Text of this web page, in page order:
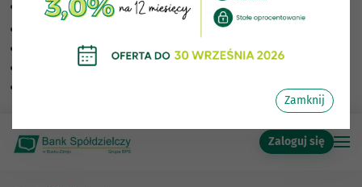
Tryb czytania
100
Wysokość linii
Zaloguj się
Zamknij